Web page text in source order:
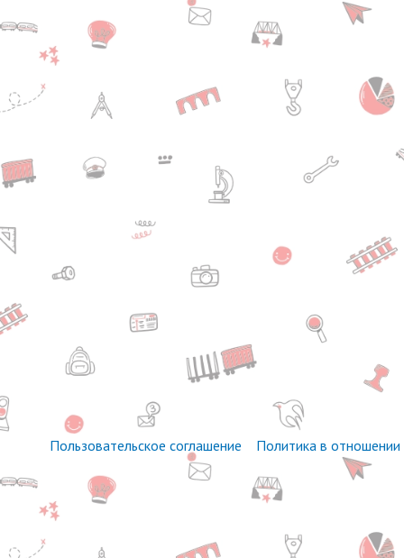
Пользовательское соглашение Политика в